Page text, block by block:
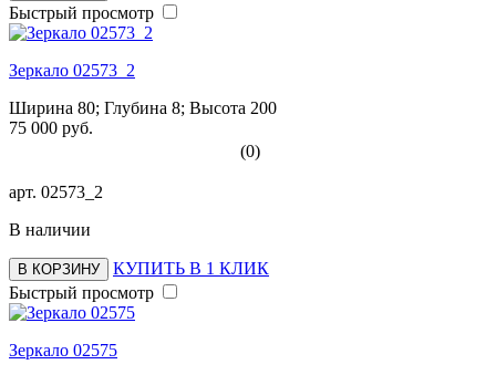
Быстрый просмотр
Зеркало 02573_2
Ширина 80; Глубина 8; Высота 200
75 000 руб.
(0)
арт. 02573_2
В наличии
В КОРЗИНУ
КУПИТЬ В 1 КЛИК
Быстрый просмотр
Зеркало 02575